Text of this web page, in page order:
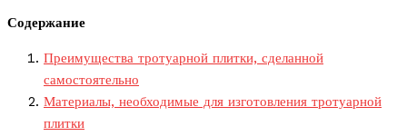
Содержание
Преимущества тротуарной плитки, сделанной
самостоятельно
Материалы, необходимые для изготовления тротуарной
плитки